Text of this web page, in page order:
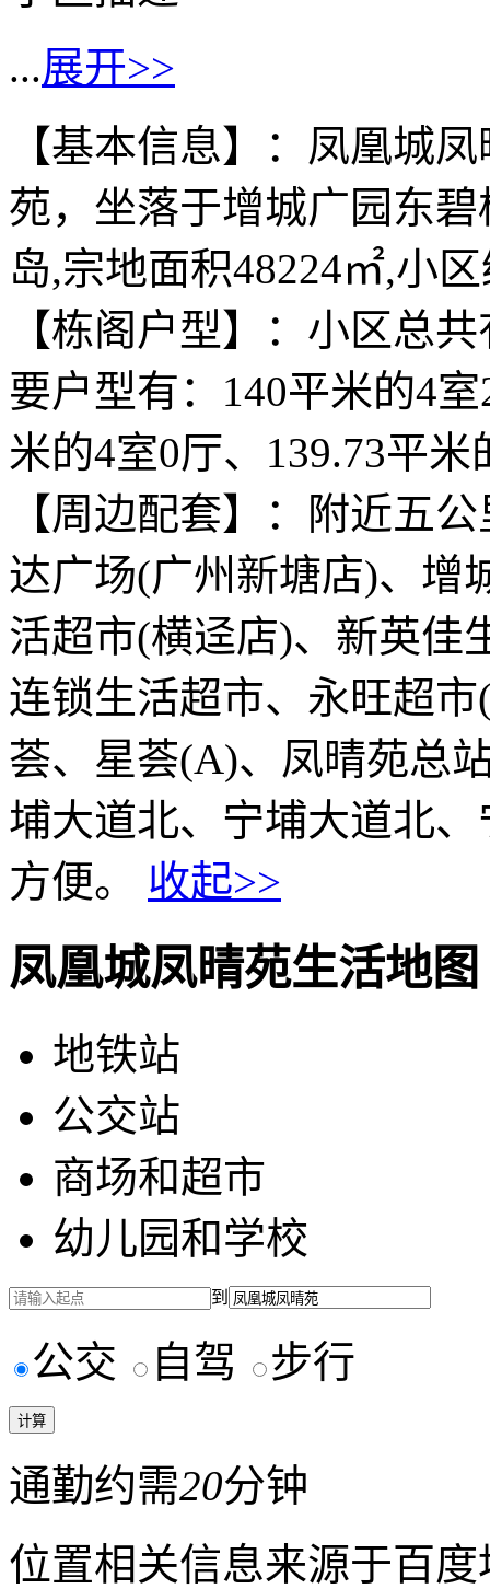
...展开>>
【基本信息】：凤凰城
苑，坐落于增城广园东
岛,宗地面积48224㎡,小
【栋阁户型】：小区总
要户型有：140平米的4
米的4室0厅、139.73平米
【周边配套】：附近五
达广场(广州新塘店)、增
活超市(横迳店)、新英佳
连锁生活超市、永旺超
荟、星荟(A)、凤晴苑总
埔大道北、宁埔大道北
方便。 收起>>
凤凰城凤晴苑生活地图
地铁站
公交站
商场和超市
幼儿园和学校
到
公交 自驾 步行
通勤约需20分钟
位置相关信息来源于百